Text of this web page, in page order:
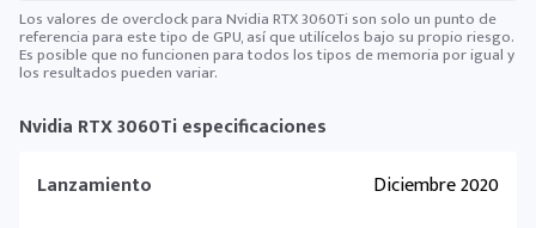
Los valores de overclock para Nvidia RTX 3060Ti son solo un punto de
referencia para este tipo de GPU, así que utilícelos bajo su propio riesgo.
Es posible que no funcionen para todos los tipos de memoria por igual y
los resultados pueden variar.
Nvidia RTX 3060Ti especificaciones
Lanzamiento
Diciembre 2020